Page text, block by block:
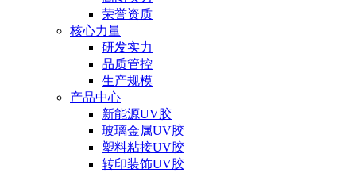
荣誉资质
核心力量
研发实力
品质管控
生产规模
产品中心
新能源UV胶
玻璃金属UV胶
塑料粘接UV胶
转印装饰UV胶